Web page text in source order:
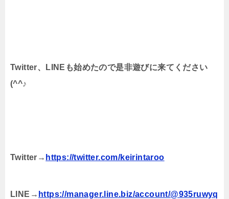
Twitter、LINEも始めたので是非遊びに来てください
(^^♪
Twitter→ https://twitter.com/keirintaroo
LINE→ https://manager.line.biz/account/@935ruwyq